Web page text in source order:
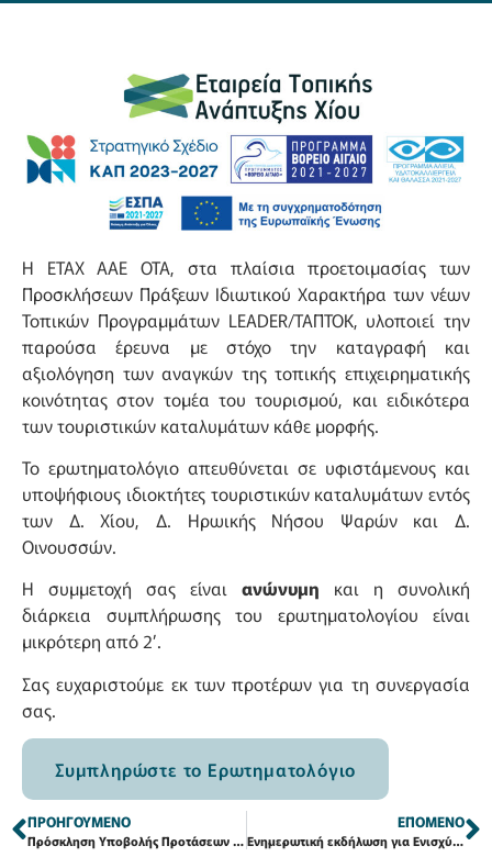
Η ΕΤΑΧ ΑΑΕ ΟΤΑ, στα πλαίσια προετοιμασίας των
Προσκλήσεων Πράξεων Ιδιωτικού Χαρακτήρα των νέων
Τοπικών Προγραμμάτων LEADER/ΤΑΠΤΟΚ, υλοποιεί την
παρούσα έρευνα με στόχο την καταγραφή και
αξιολόγηση των αναγκών της τοπικής επιχειρηματικής
κοινότητας στον τομέα του τουρισμού, και ειδικότερα
των τουριστικών καταλυμάτων κάθε μορφής.
Το ερωτηματολόγιο απευθύνεται σε υφιστάμενους και
υποψήφιους ιδιοκτήτες τουριστικών καταλυμάτων εντός
των Δ. Χίου, Δ. Ηρωικής Νήσου Ψαρών και Δ.
Οινουσσών.
Η συμμετοχή σας είναι ανώνυμη και η συνολική
διάρκεια συμπλήρωσης του ερωτηματολογίου είναι
μικρότερη από 2’.
Σας ευχαριστούμε εκ των προτέρων για τη συνεργασία
σας.
Συμπληρώστε το Ερωτηματολόγιο
ΠΡΟΗΓΟΎΜΕΝΟ
Πρόσκληση Υποβολής Προτάσεων με τίτλο «Αποκατάσταση και ανάδειξη μνημείων πολιτιστικής κληρονομιάς αρμοδιότητας Υπουργείου Πολιτισμού στο πλαίσιο ΤΑΠΤοΚ Χίου» για το πρόγραμμα «Βόρειο Αιγαίο»
ΕΠΌΜΕΝΟ
Ενημερωτική εκδήλωση για Ενισχύσεις Επενδύσεων στην Μεταποίηση | ΣΣ ΚΑΠ 23-27 & ΤΑΠΤοΚ 23-27